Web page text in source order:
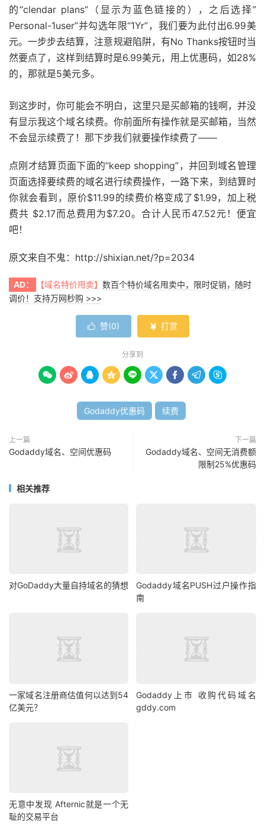
的“clendar plans”（显示为蓝色链接的），之后选择”
Personal-1user”并勾选年限“1Yr”，我们要为此付出6.99美
元。一步步去结算，注意规避陷阱，有No Thanks按钮时当
然要点了，这样到结算时是6.99美元，用上优惠码，如28%
的，那就是5美元多。
到这步时，你可能会不明白，这里只是买邮箱的钱啊，并没
有显示我这个域名续费。你前面所有操作就是买邮箱，当然
不会显示续费了！那下步我们就要操作续费了——
点刚才结算页面下面的“keep shopping”，并回到域名管理
页面选择要续费的域名进行续费操作，一路下来，到结算时
你就会看到，原价$11.99的续费价格变成了$1.99，加上税
费共 $2.17而总费用为$7.20。合计人民币47.52元！便宜
吧！
原文来自不鬼：http://shixian.net/?p=2034
AD： 【域名特价甩卖】 数百个特价域名甩卖中，限时促销，随时
调价！支持万网秒购 >>>
 赞(0)  打赏
分享到
        
Godaddy优惠码 续费
上一篇
Godaddy域名、空间优惠码
下一篇
Godaddy域名、空间无消费额
限制25%优惠码
相关推荐
对GoDaddy大量自持域名的猜想
Godaddy域名PUSH过户操作指
南
一家域名注册商估值何以达到54
亿美元？
Godaddy上市 收购代码域名
gddy.com
无意中发现 Afternic就是一个无
耻的交易平台